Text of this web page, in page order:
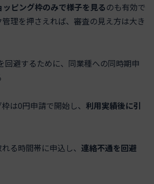
ッピング枠のみで様子を見るのも有効で
管理を押さえれば、審査の見え方は大き
回避するために、同業種への同時期申
は0円申請で開始し、 利用実績後に引
る時間帯に申込し、連絡不通を回避